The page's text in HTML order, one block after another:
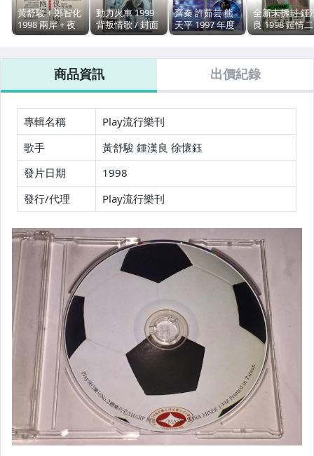
黃舒駿 + 鄭智化
1998 兩岸 + 夜
未眠 / 豐華唱片
傳單曲 CD
動力火車 1999
背叛情歌 / 封面
封底有MTV [V]
唱片 台灣版 錄
音帶 卡帶 磁帶
附歌詞 回函卡
原殼
齊秦 許茹芸 熊
天平 1997 年度
精選國語發燒大
年慶 我愛乳房
公益宣傳片非賣
品 ] 上華唱片 台
灣紙盒版專輯
CD 附標貼 歌詞
全新未拆封 鍾
良 1998 鍾情二
次方 / BMG 藝
錄音帶 卡帶 磁
帶 / 附標貼 環
封條
商品資訊 出價紀錄
專輯名稱
Play流行樂刊
歌手
黃舒駿 鍾漢良 徐懷鈺
發片日期
1998
發行/代理
Play流行樂刊